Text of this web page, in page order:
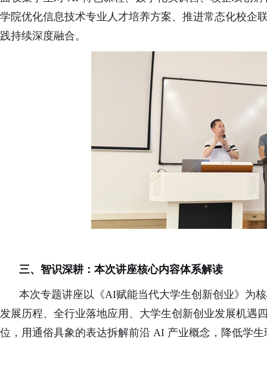
学院优化信息技术专业人才培养方案、推进常态化校企
践持续深度融合。
三、智识深耕：本次讲座核心内容体系解读
本次专题讲座以《AI赋能当代大学生创新创业》为
发展历程、全行业落地应用、 大学生创新创业发展机遇
位，用通俗具象的表达拆解前沿 AI 产业概念，降低学生